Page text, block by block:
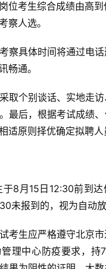
位考生综合成绩由高
察人选。
察具体时间将通过电话
畅通。
采取个别谈话、实地走
最后，根据考试成绩
适原则择优确定拟聘人
于8月15日12:30前到
未报到的，视为自动放
试考生应严格遵守北京
理中心防疫要求，持